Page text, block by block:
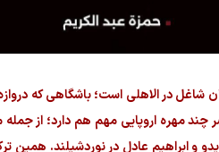
شاغل در الاهلی است؛ باشگاهی که
چند مهره اروپایی مهم هم دارد؛ از
و ابراهیم عادل در نوردشیلند.